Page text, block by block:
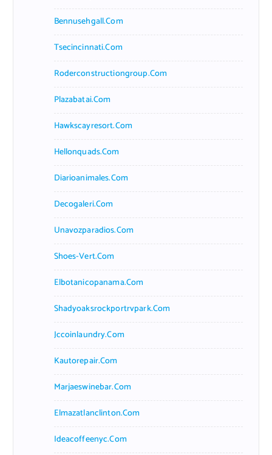
Bennusehgall.com
Tsecincinnati.com
Roderconstructiongroup.com
Plazabatai.com
Hawkscayresort.com
Hellonquads.com
Diarioanimales.com
Decogaleri.com
Unavozparadios.com
Shoes-Vert.com
Elbotanicopanama.com
Shadyoaksrockportrvpark.com
Jccoinlaundry.com
Kautorepair.com
Marjaeswinebar.com
Elmazatlanclinton.com
Ideacoffeenyc.com